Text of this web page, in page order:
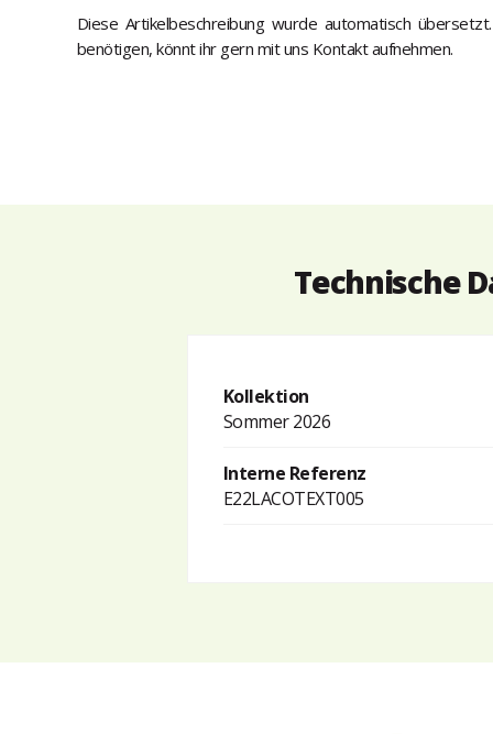
Diese Artikelbeschreibung wurde automatisch
benötigen, könnt ihr gern mit uns Kontakt aufnehmen.
Technische
Kollektion
Sommer 2026
Interne Referenz
E22LACOTEXT005